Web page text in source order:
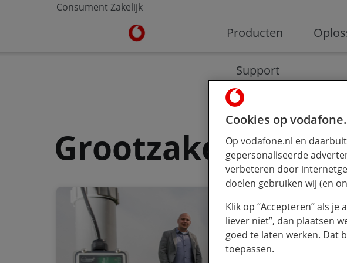
Consument Zakelijk
Ga naar de Vodafone homepage
Producten
Support
Grootzakelijk
Cookies op
Op vodafone.nl en
gepersonaliseerde
verbeteren door
doelen gebruiken wij (en
Klik op “Accepteren” als je
liever niet”, dan plaatsen
goed te laten werken. Dat
toepassen.